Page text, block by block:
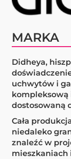
MARKA
Didheya,
uchwytów i
kompleksową
dostosowaną
Cała
niedaleko
znaleźć w
mieszkaniach